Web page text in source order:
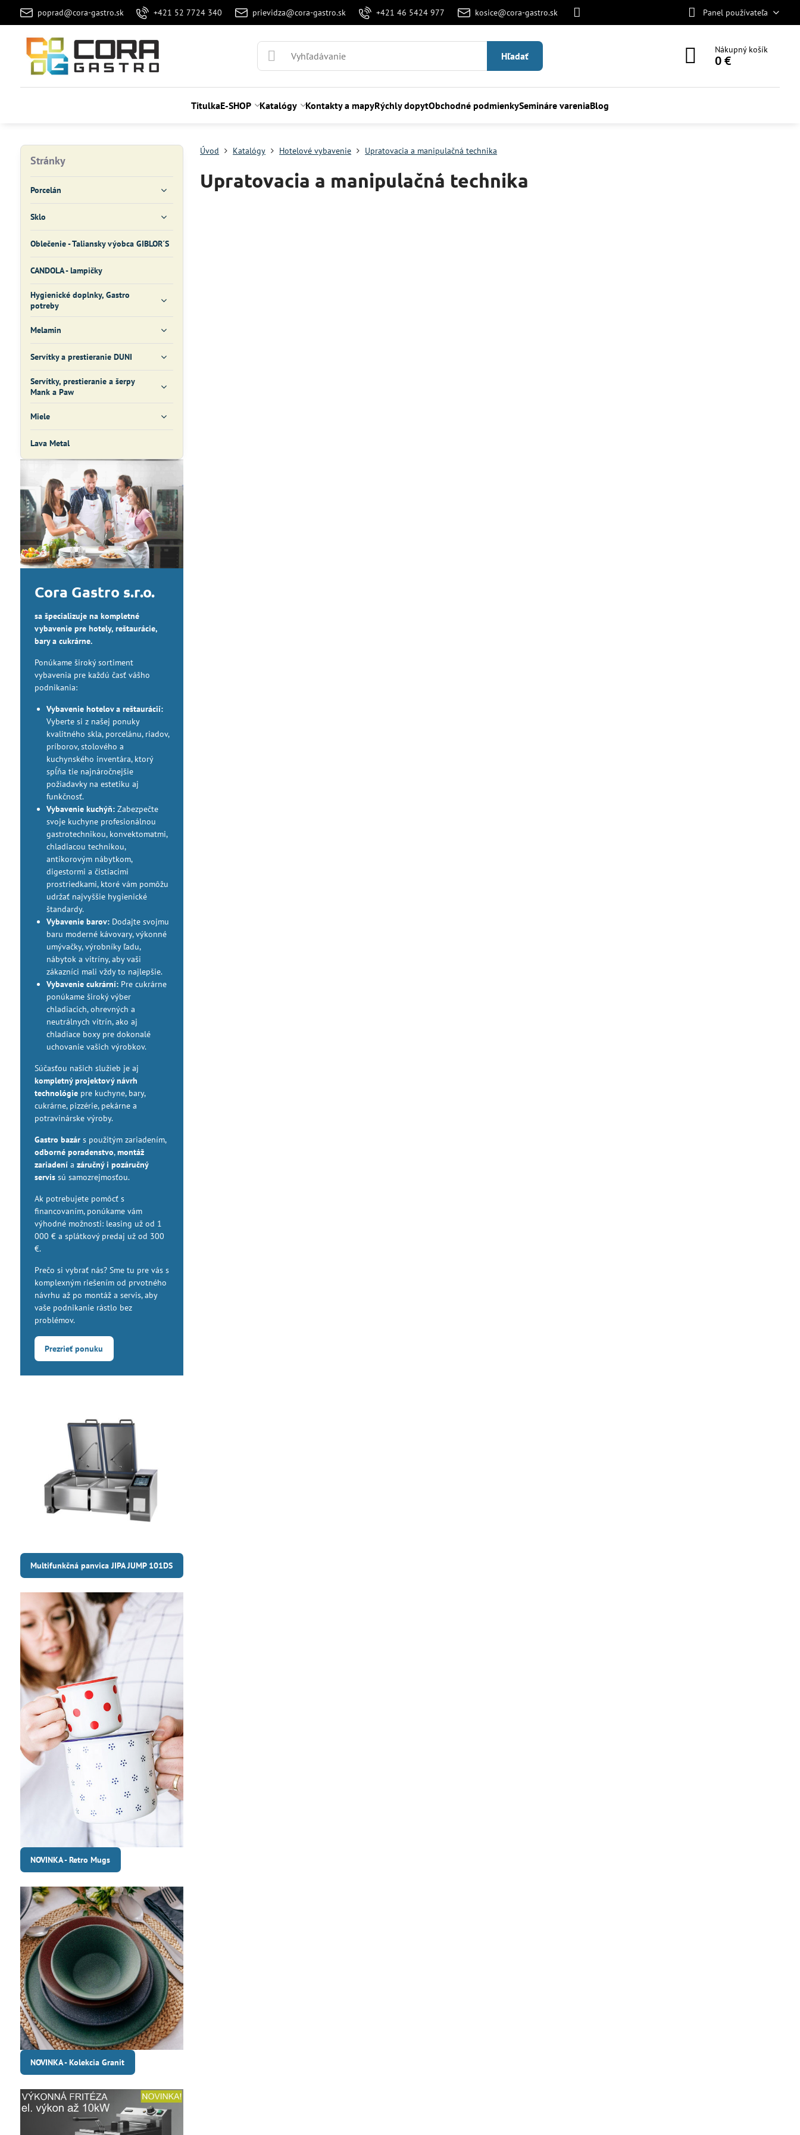
poprad@cora-gastro.sk +421 52 7724 340 prievidza@cora-gastro.sk +421 46 5424 977 kosice@cora-gastro.sk Panel používateľa
Hľadať
Nákupný košík
0 €
TitulkaE-SHOP Katalógy Kontakty a mapyRýchly dopytObchodné podmienkySemináre vareniaBlog
Úvod Katalógy Hotelové vybavenie Upratovacia a manipulačná technika
Upratovacia a manipulačná technika
Stránky
Porcelán
Sklo
Oblečenie - Taliansky výobca GIBLOR´S
CANDOLA - lampičky
Hygienické doplnky, Gastro
potreby
Melamin
Servítky a prestieranie DUNI
Servítky, prestieranie a šerpy
Mank a Paw
Miele
Lava Metal
Cora Gastro s.r.o.
sa špecializuje na kompletné
vybavenie pre hotely, reštaurácie,
bary a cukrárne.
Ponúkame široký sortiment
vybavenia pre každú časť vášho
podnikania:
Vybavenie hotelov a reštaurácií:
Vyberte si z našej ponuky
kvalitného skla, porcelánu, riadov,
príborov, stolového a
kuchynského inventára, ktorý
spĺňa tie najnáročnejšie
požiadavky na estetiku aj
funkčnosť.
Vybavenie kuchýň:Zabezpečte
svoje kuchyne profesionálnou
gastrotechnikou, konvektomatmi,
chladiacou technikou,
antikorovým nábytkom,
digestormi a čistiacimi
prostriedkami, ktoré vám pomôžu
udržať najvyššie hygienické
štandardy.
Vybavenie barov:Dodajte svojmu
baru moderné kávovary, výkonné
umývačky, výrobníky ľadu,
nábytok a vitríny, aby vaši
zákazníci mali vždy to najlepšie.
Vybavenie cukrární:Pre cukrárne
ponúkame široký výber
chladiacich, ohrevných a
neutrálnych vitrín, ako aj
chladiace boxy pre dokonalé
uchovanie vašich výrobkov.
Súčasťou našich služieb je aj
kompletný projektový návrh
technológiepre kuchyne, bary,
cukrárne, pizzérie, pekárne a
potravinárske výroby.
Gastro bazárs použitým zariadením,
odborné poradenstvo,montáž
zariadenía záručný i pozáručný
servissú samozrejmosťou.
Ak potrebujete pomôcť s
financovaním, ponúkame vám
výhodné možnosti: leasing už od 1
000 € a splátkový predaj už od 300
€.
Prečo si vybrať nás? Sme tu pre vás s
komplexným riešením od prvotného
návrhu až po montáž a servis, aby
vaše podnikanie rástlo bez
problémov.
Prezrieť ponuku
Multifunkčná panvica JIPA JUMP 101DS
NOVINKA - Retro Mugs
NOVINKA - Kolekcia Granit